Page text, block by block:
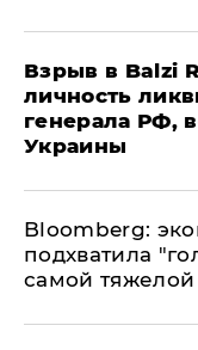
​Взрыв в Balzi
личность
генерала РФ,
Украины
Bloomberg:
подхватила
самой